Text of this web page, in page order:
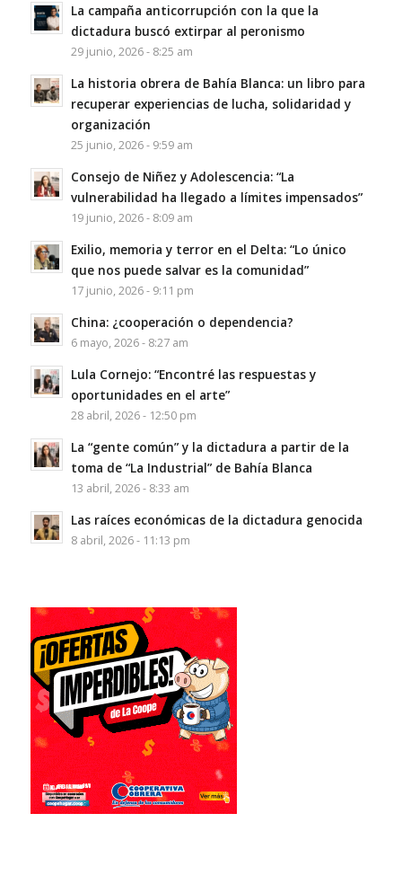
La campaña anticorrupción con la que la
dictadura buscó extirpar al peronismo
29 junio, 2026 - 8:25 am
La historia obrera de Bahía Blanca: un libro para
recuperar experiencias de lucha, solidaridad y
organización
25 junio, 2026 - 9:59 am
Consejo de Niñez y Adolescencia: “La
vulnerabilidad ha llegado a límites impensados”
19 junio, 2026 - 8:09 am
Exilio, memoria y terror en el Delta: “Lo único
que nos puede salvar es la comunidad”
17 junio, 2026 - 9:11 pm
China: ¿cooperación o dependencia?
6 mayo, 2026 - 8:27 am
Lula Cornejo: “Encontré las respuestas y
oportunidades en el arte”
28 abril, 2026 - 12:50 pm
La “gente común” y la dictadura a partir de la
toma de “La Industrial” de Bahía Blanca
13 abril, 2026 - 8:33 am
Las raíces económicas de la dictadura genocida
8 abril, 2026 - 11:13 pm